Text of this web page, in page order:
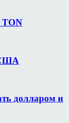
TON
США
долларом и